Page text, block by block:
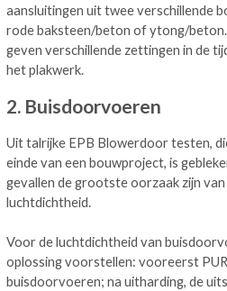
aansluitingen uit twee verschillende
rode baksteen/beton of ytong/
geven verschillende zettingen in de
het plakwerk.
2. Buisdoorvoeren
Uit talrijke EPB Blowerdoor testen,
einde van een bouwproject, is
gevallen de grootste oorzaak zijn
luchtdichtheid.
Voor de luchtdichtheid van
oplossing voorstellen: vooreerst
buisdoorvoeren; na uitharding, de